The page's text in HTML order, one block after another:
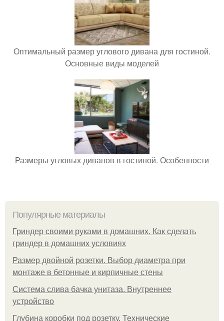
Оптимальный размер углового дивана для гостиной.
Основные виды моделей
Размеры угловых диванов в гостиной. Особенности
Популярные материалы
Гриндер своими руками в домашних. Как сделать
гриндер в домашних условиях
Размер двойной розетки. Выбор диаметра при
монтаже в бетонные и кирпичные стены
Система слива бачка унитаза. Внутреннее
устройство
Глубина коробки под розетку. Технические